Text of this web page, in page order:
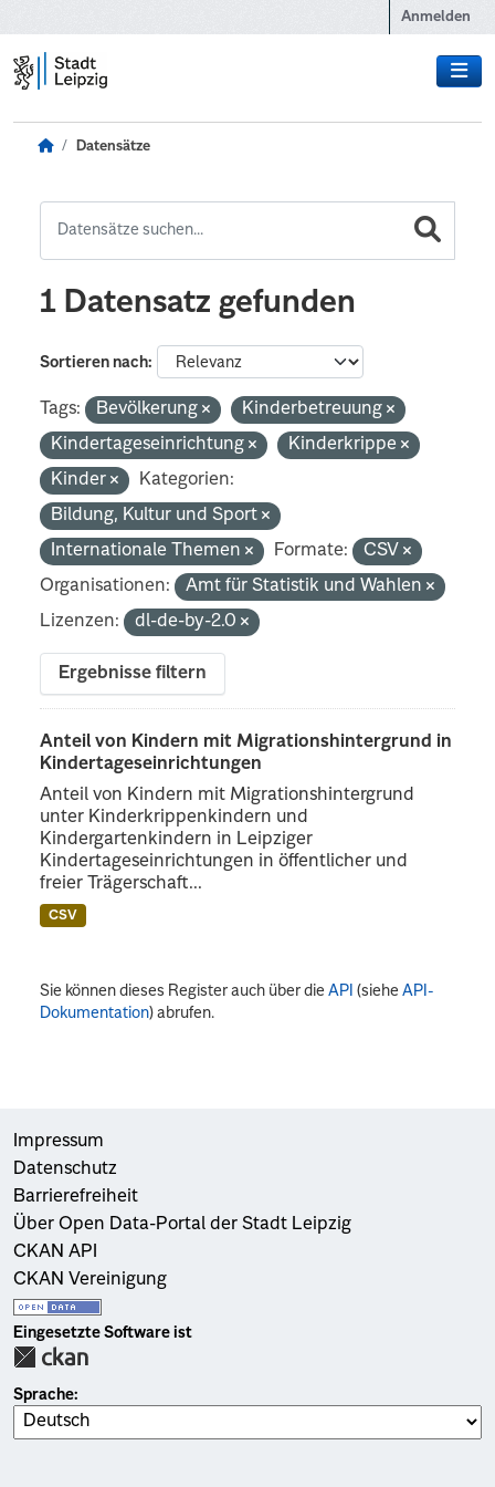
Anmelden
Datensätze
1 Datensatz gefunden
Sortieren nach
Tags: Bevölkerung
Kinderbetreuung
Kindertageseinrichtung
Kinderkrippe
Kinder
Kategorien:
Bildung, Kultur und Sport
Internationale Themen
Formate:
CSV
Organisationen:
Amt für Statistik und Wahlen
Lizenzen:
dl-de-by-2.0
Ergebnisse filtern
Anteil von Kindern mit Migrationshintergrund in
Kindertageseinrichtungen
Anteil von Kindern mit Migrationshintergrund
unter Kinderkrippenkindern und
Kindergartenkindern in Leipziger
Kindertageseinrichtungen in öffentlicher und
freier Trägerschaft...
CSV
Sie können dieses Register auch über dieAPI (sieheAPI-
Dokumentation) abrufen.
Impressum
Datenschutz
Barrierefreiheit
Über Open Data-Portal der Stadt Leipzig
CKAN API
CKAN Vereinigung
Eingesetzte Software ist
Sprache